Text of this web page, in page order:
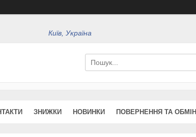
Київ, Україна
ЗНИЖКИ НОВИНКИ ПОВЕРНЕННЯ ТА ОБМІН